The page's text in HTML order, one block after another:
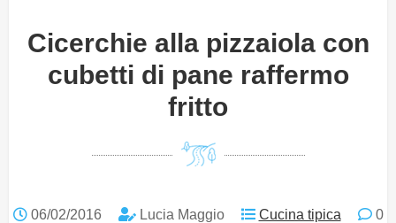
Cicerchie alla pizzaiola con
cubetti di pane raffermo
fritto
06/02/2016 Lucia Maggio Cucina tipica 0